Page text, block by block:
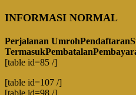
INFORMASI NORMAL
Perjalanan UmrohPendaftaran
TermasukPembatalan
[table id=85 /]
[table id=107 /]
[table id=98 /]